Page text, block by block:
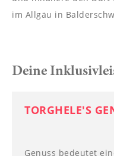
im Allgäu in
Deine
TORGHELE'S
Genuss bedeutet